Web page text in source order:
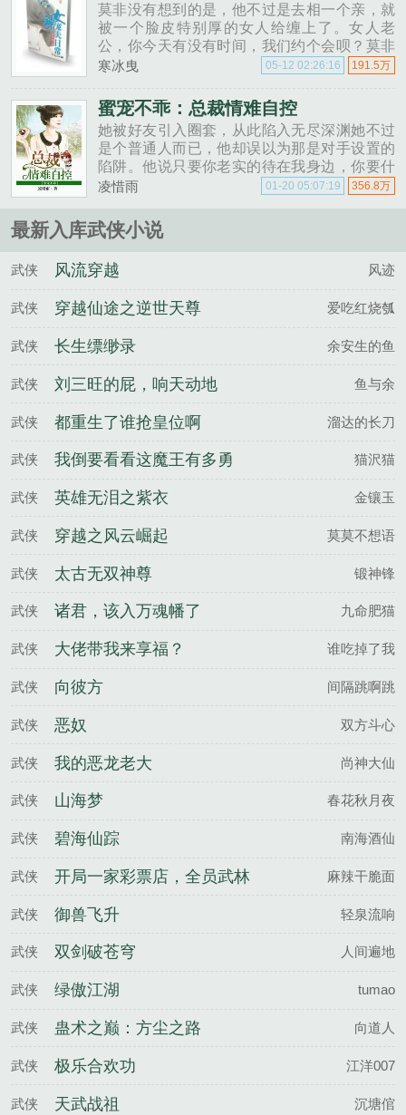
莫非没有想到的是，他不过是去相一个亲，就
被一个脸皮特别厚的女人给缠上了。女人老
公，你今天有没有时间，我们约个会呗？莫非
没时间！女人可是，你刚刚才打电话说你今天
只是它......
寒冰曳 191.5万
05-12 02:26:16
蜜宠不乖：总裁情难自控
她被好友引入圈套，从此陷入无尽深渊她不过
是个普通人而已，他却误以为那是对手设置的
陷阱。他说只要你老实的待在我身边，你要什
么我都给你。什么？老实的待在你身边做你的
一个强势霸道，一个冰雪如狐......
凌惜雨 356.8万
01-20 05:07:19
最新入库武侠小说
武侠 风流穿越 风迹
武侠 穿越仙途之逆世天尊 爱吃红烧瓠
武侠 长生缥缈录 余安生的鱼
武侠 刘三旺的屁，响天动地 鱼与余
武侠 都重生了谁抢皇位啊 溜达的长刀
武侠 我倒要看看这魔王有多勇 猫沢猫
武侠 英雄无泪之紫衣 金镶玉
武侠 穿越之风云崛起 莫莫不想语
武侠 太古无双神尊 锻神锋
武侠 诸君，该入万魂幡了 九命肥猫
武侠 大佬带我来享福？ 谁吃掉了我
武侠 向彼方 间隔跳啊跳
武侠 恶奴 双方斗心
武侠 我的恶龙老大 尚神大仙
武侠 山海梦 春花秋月夜
武侠 碧海仙踪 南海酒仙
武侠
开局一家彩票店，全员武林
高手
麻辣干脆面
武侠 御兽飞升 轻泉流响
武侠 双剑破苍穹 人间遍地
武侠 绿傲江湖 tumao
武侠 蛊术之巅：方尘之路 向道人
武侠 极乐合欢功 江洋007
武侠 天武战祖 沉塘倌